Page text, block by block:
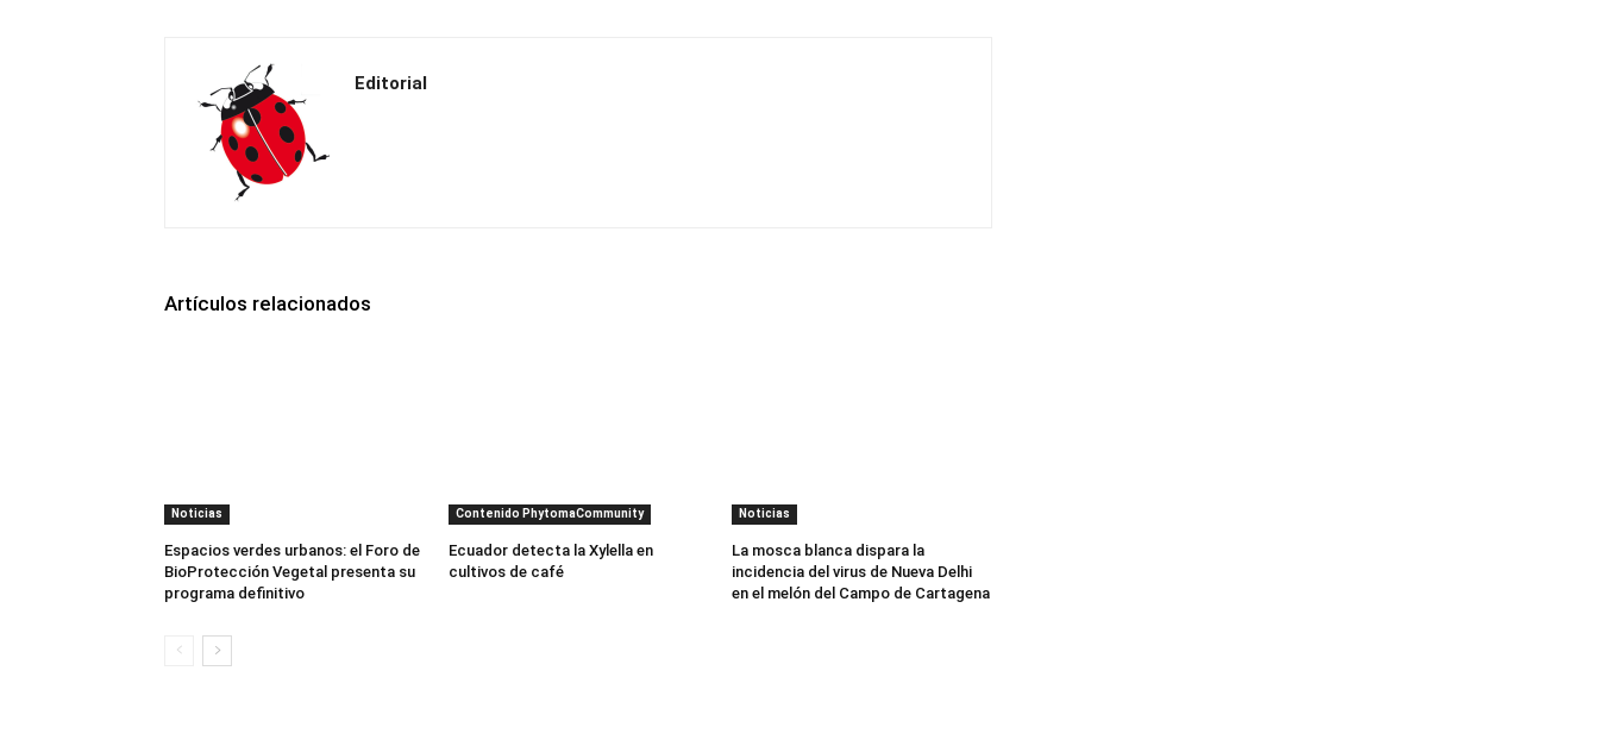
Editorial
Artículos relacionados
Noticias
Espacios verdes urbanos: el Foro de
BioProtección Vegetal presenta su
programa definitivo
Contenido PhytomaCommunity
Ecuador detecta la Xylella en
cultivos de café
Noticias
La mosca blanca dispara la
incidencia del virus de Nueva Delhi
en el melón del Campo de Cartagena